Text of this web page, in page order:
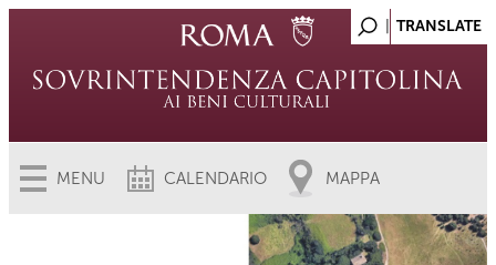
MENU CALENDARIO MAPPA